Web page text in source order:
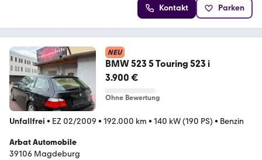
Kontakt Parken
NEU
BMW 523 5 Touring 523 i
3.900 €
Ohne Bewertung
Unfallfrei • EZ 02/2009 • 192.000 km • 140 kW (190 PS) • Benzin
Arbat Automobile
39106 Magdeburg